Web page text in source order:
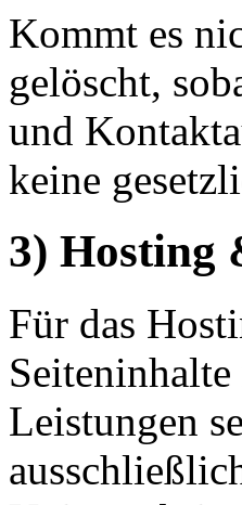
Kommt es
gelöscht,
und
keine
3) Hosting
Für das
Leistungen